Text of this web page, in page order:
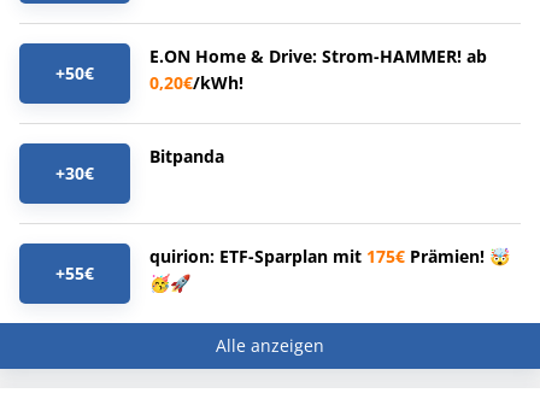
+50€
E.ON Home & Drive: Strom-HAMMER! ab
0,20€/kWh!
+30€
Bitpanda
+55€
quirion: ETF-Sparplan mit 175€ Prämien! 🤯
🥳🚀
Alle anzeigen